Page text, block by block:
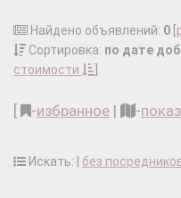
Найдено объявлений: 0
Сортировка: по дате
стоимости
-избранное | -
Искать: | без